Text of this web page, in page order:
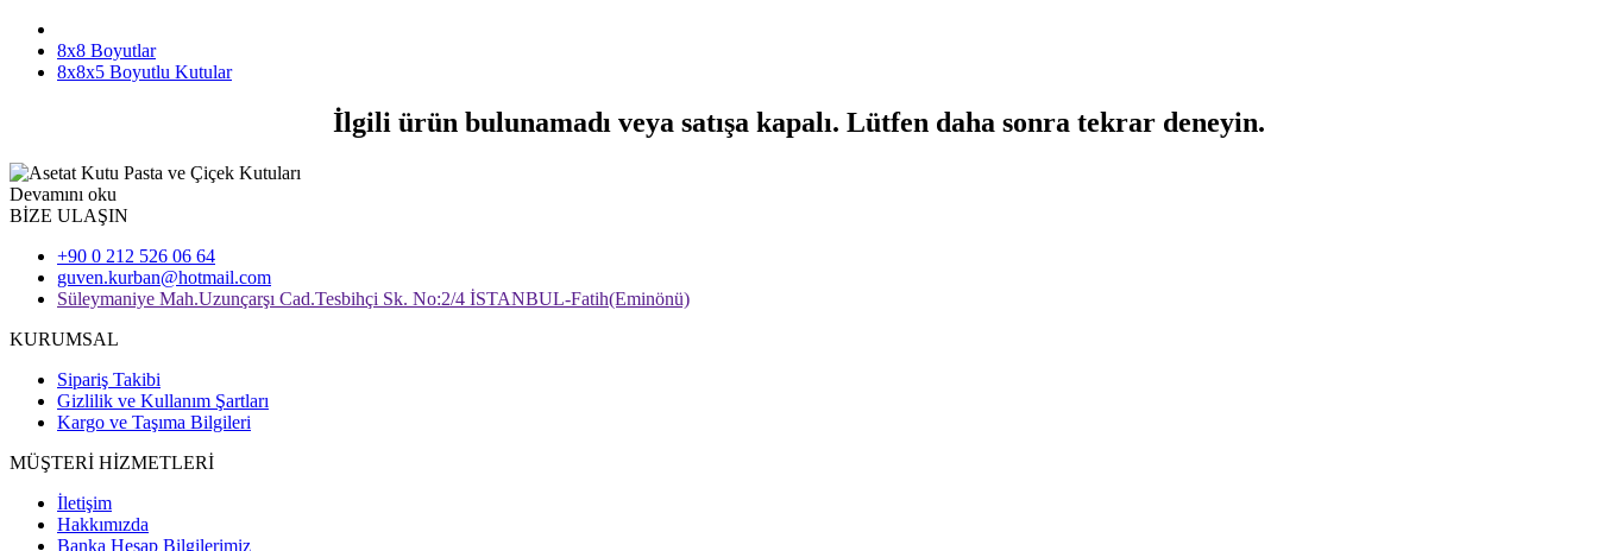
8x8 Boyutlar
8x8x5 Boyutlu Kutular
İlgili ürün bulunamadı veya satışa kapalı. Lütfen daha sonra tekrar deneyin.
Devamını oku
BİZE ULAŞIN
+90 0 212 526 06 64
guven.kurban@hotmail.com
Süleymaniye Mah.Uzunçarşı Cad.Tesbihçi Sk. No:2/4 İSTANBUL-Fatih(Eminönü)
KURUMSAL
Sipariş Takibi
Gizlilik ve Kullanım Şartları
Kargo ve Taşıma Bilgileri
MÜŞTERİ HİZMETLERİ
İletişim
Hakkımızda
Banka Hesap Bilgilerimiz